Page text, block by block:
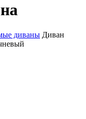
диваны Диван